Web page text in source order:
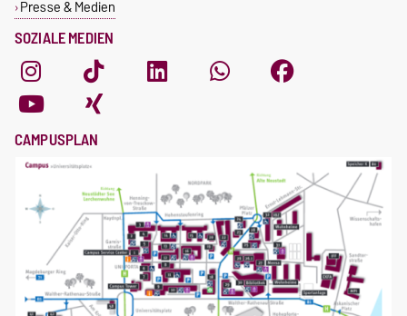
SOZIALE MEDIEN
Presse & Medien
CAMPUSPLAN